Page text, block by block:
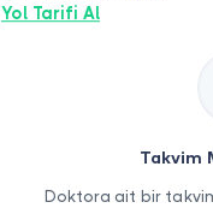
Yol Tarifi Al
Takvim
Doktora ait bir